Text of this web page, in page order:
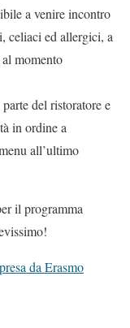
a venire incontro
celiaci ed allergici, a
momento
del ristoratore e
in ordine a
all’ultimo
il programma
da Erasmo